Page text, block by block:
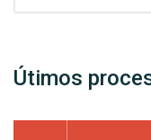
Útimos